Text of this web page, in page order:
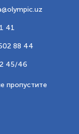
41
88 44
45/46
пропустите